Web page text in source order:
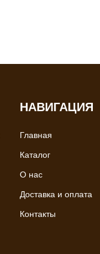
НАВИГАЦИЯ
Главная
Каталог
О нас
Доставка и оплата
Контакты